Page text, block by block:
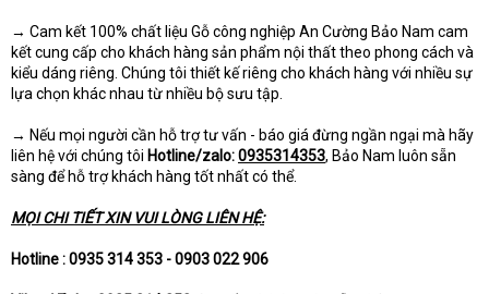
→ Cam kết 100% chất liệu Gỗ công nghiệp An Cường Bảo Nam cam
kết cung cấp cho khách hàng sản phẩm nội thất theo phong cách và
kiểu dáng riêng. Chúng tôi thiết kế riêng cho khách hàng với nhiều sự
lựa chọn khác nhau từ nhiều bộ sưu tập.
→ Nếu mọi người cần hỗ trợ tư vấn - báo giá đừng ngần ngại mà hãy
liên hệ với chúng tôi Hotline/zalo:0935314353, Bảo Nam luôn sẵn
sàng để hỗ trợ khách hàng tốt nhất có thể.
MỌI CHI TIẾT XIN VUI LÒNG LIÊN HỆ:
Hotline : 0935 314 353 - 0903 022 906